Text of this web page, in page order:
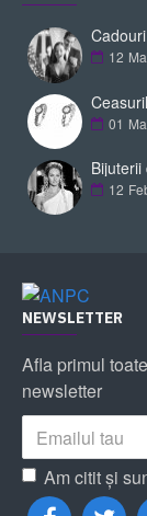
12
01
12
NEWSLETTER
Afla primul
newsletter
Am citit şi